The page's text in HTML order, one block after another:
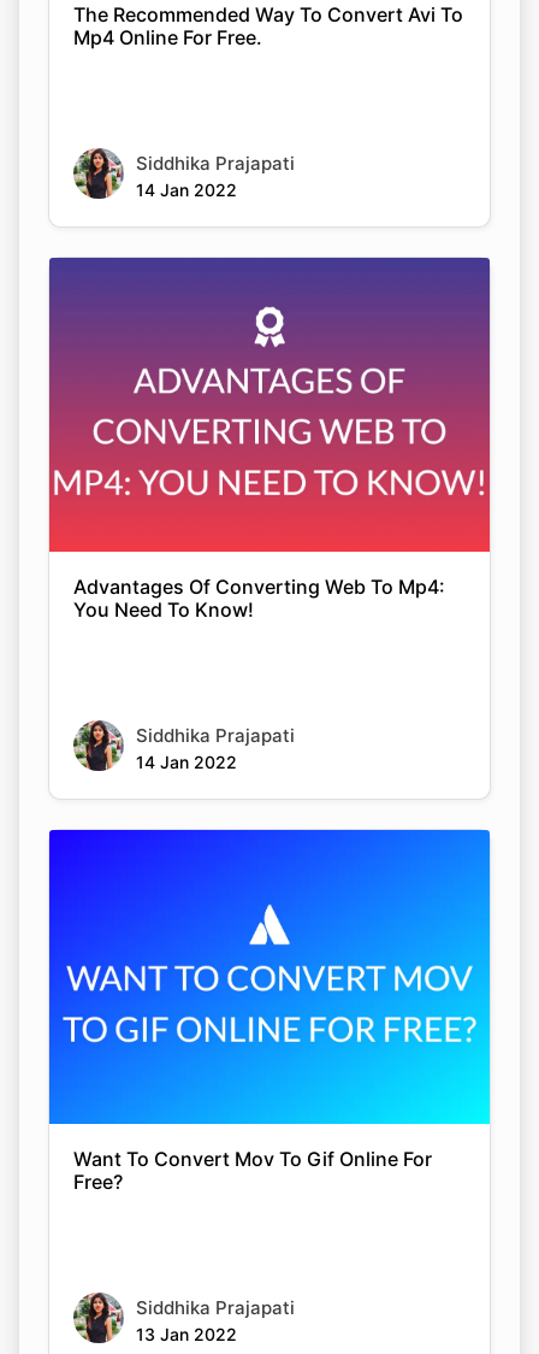
The Recommended Way To Convert Avi To
Mp4 Online For Free.
Siddhika Prajapati
14 Jan 2022
Advantages Of Converting Web To Mp4:
You Need To Know!
Siddhika Prajapati
14 Jan 2022
Want To Convert Mov To Gif Online For
Free?
Siddhika Prajapati
13 Jan 2022